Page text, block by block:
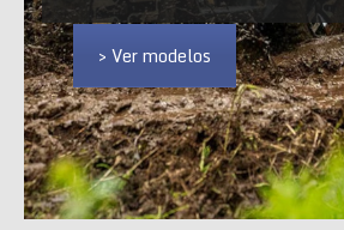
> Ver modelos